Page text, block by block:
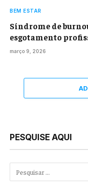
BEM ESTAR
Síndrome de
esgotamento
março 9, 2026
PESQUISE AQUI